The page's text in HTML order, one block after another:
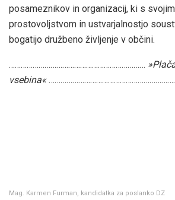
posameznikov in organizacij, ki s
prostovoljstvom in ustvarjalnostjo
bogatijo družbeno življenje v občini.
……………………………………………………………
vsebina«
Mag. Karmen Furman, kandidatka za poslanko DZ